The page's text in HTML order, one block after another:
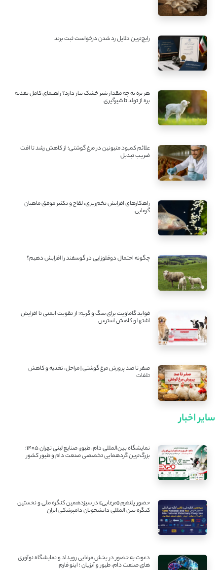
رایج‌ترین دلایل رد شدن درخواست ثبت برند
هر بره به چه مقدار شیر خشک نیاز دارد؟ راهنمای کامل تغذیه
بره از تولد تا شیرگیری
علائم کمبود متیونین در مرغ گوشتی؛ از کاهش رشد تا افت
ضریب تبدیل
راهکارهای افزایش تخم‌ریزی، لقاح و تکثیر موفق ماهیان
گرمابی
چگونه احتمال دوقلوزایی در گوسفند را افزایش دهیم؟
فواید گاماویت برای سگ و گربه؛ از تقویت ایمنی تا افزایش
اشتها و کاهش استرس
صفر تا صد پرورش مرغ گوشتی | مراحل، تغذیه و کاهش
تلفات
سایر اخبار
نمایشگاه بین‌المللی دام، طیور، صنایع لبنی تهران ۱۴۰۵؛
بزرگ‌ترین گردهمایی تخصصی صنعت دام و طیور کشور
حضور پلتفرم «مرغابی» در سیزدهمین کنگره ملی و نخستین
کنگره بین ‌المللی دانشجویان دامپزشکی ایران
دعوت به حضور در بخش مرغابی رویداد و نمایشگاه نوآوری
های صنعت دام، طیور و آبزیان ؛ اینو فارم